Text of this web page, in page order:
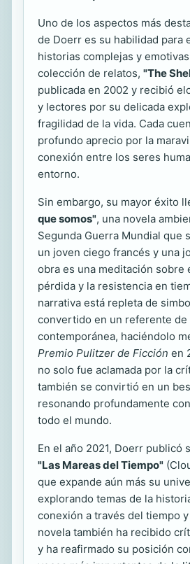
Uno de los aspectos más
de Doerr es su habilidad para
historias complejas y
colección de relatos, "The
publicada en 2002 y recibió
y lectores por su delicada
fragilidad de la vida. Cada
profundo aprecio por la
conexión entre los seres
entorno.
Sin embargo, su mayor éxito
que somos", una novela
Segunda Guerra Mundial que
un joven ciego francés y una
obra es una meditación sobre
pérdida y la resistencia en
narrativa está repleta de
convertido en un referente de
contemporánea, haciéndolo
Premio Pulitzer de Ficción en
no solo fue aclamada por la
también se convirtió en un
resonando profundamente
todo el mundo.
En el año 2021, Doerr publicó
"Las Mareas del Tiempo"
que expande aún más su
explorando temas de la
conexión a través del tiempo
novela también ha recibido
y ha reafirmado su posición